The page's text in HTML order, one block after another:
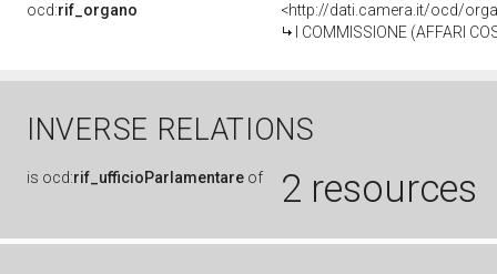
ocd:rif_organo
<http://dati.camera.it/ocd/
I COMMISSIONE (AFFARI
INVERSE RELATIONS
is ocd:rif_ufficioParlamentare of 2 resources